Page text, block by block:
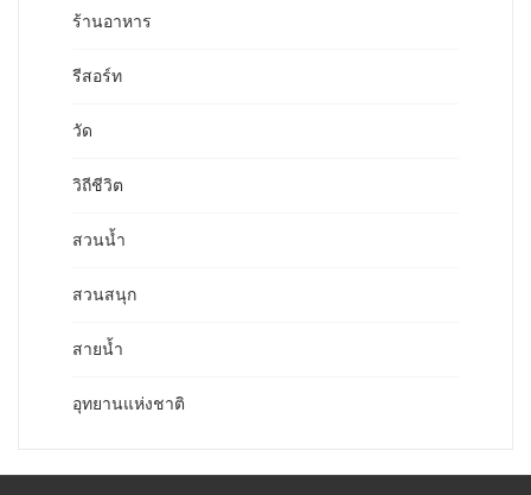
ร้านอาหาร
รีสอร์ท
วัด
วิถีชีวิต
สวนน้ำ
สวนสนุก
สายน้ำ
อุทยานแห่งชาติ